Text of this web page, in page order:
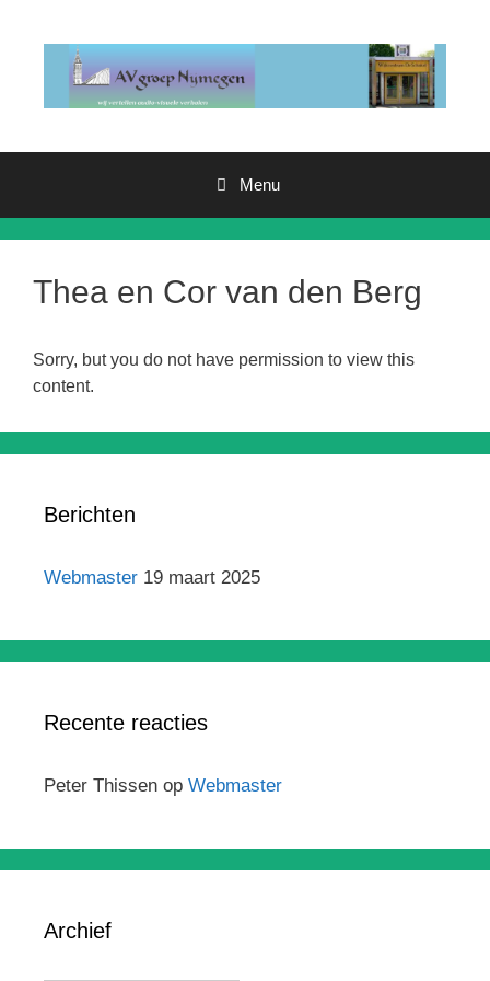
Menu
Thea en Cor van den Berg
Sorry, but you do not have permission to view this
content.
Berichten
Webmaster 19 maart 2025
Recente reacties
Peter Thissen op Webmaster
Archief